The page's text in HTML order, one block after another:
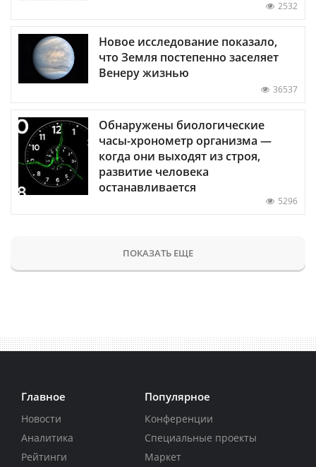
2532
Новое исследование показало,
что Земля постепенно заселяет
Венеру жизнью
36537
Обнаружены биологические
часы-хронометр организма —
когда они выходят из строя,
развитие человека
останавливается
5296
ПОКАЗАТЬ ЕЩЕ
Главное
Новости
Аналитика
Рейтинги
Популярное
Конференции
Специальные проекты
Маркет